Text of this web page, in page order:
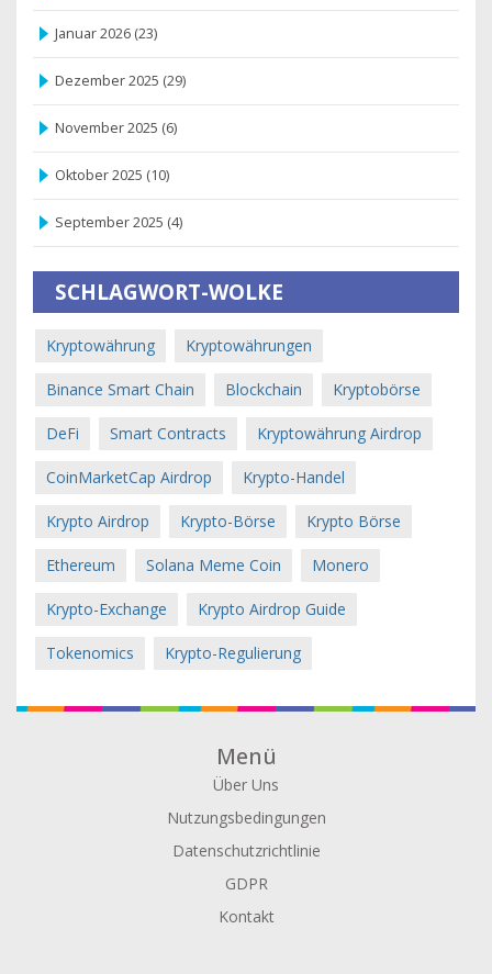
Januar 2026 (23)
Dezember 2025 (29)
November 2025 (6)
Oktober 2025 (10)
September 2025 (4)
SCHLAGWORT-WOLKE
Kryptowährung Kryptowährungen
Binance Smart Chain Blockchain Kryptobörse
DeFi Smart Contracts Kryptowährung Airdrop
CoinMarketCap Airdrop Krypto-Handel
Krypto Airdrop Krypto-Börse Krypto Börse
Ethereum Solana Meme Coin Monero
Krypto-Exchange Krypto Airdrop Guide
Tokenomics Krypto-Regulierung
Menü
Über Uns
Nutzungsbedingungen
Datenschutzrichtlinie
GDPR
Kontakt